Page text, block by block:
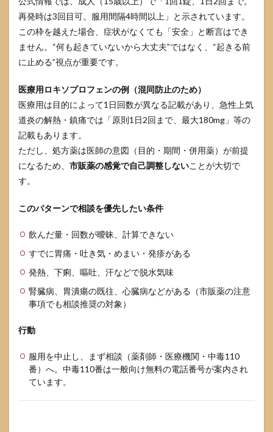
再発時は3回目可。服用間隔4時間以上」と示されています。
この枠を越えた場合、症状がなくても「安全」と断言はでき
ません。“何も起きていないから大丈夫”ではなく、“起きる前
に止める”視点が重要です。
医療用ロキソプロフェンの例（混同防止のため）
医療用は目的によって1日回数が異なる記載があり、急性上気
道炎の解熱・鎮痛では「原則1日2回まで、最大180mg」等の
記載もあります。
ただし、処方薬は医師の意図（目的・期間・併用薬）が前提
になるため、 市販薬の感覚で自己調整しないことが大切で
す。
このパターンで相談を優先したい条件
飲んだ量・回数が曖昧、計算できない
すでに胃痛・吐き気・めまい・発疹がある
発熱、下痢、嘔吐、汗などで脱水気味
腎臓病、胃潰瘍の既往、心臓病などがある（市販薬の注意
事項でも相談推奨の対象）
行動
服用を中止し、まず相談（薬剤師・医療機関・中毒110
番）へ。中毒110番は一般向け無料の電話番号が案内され
ています。